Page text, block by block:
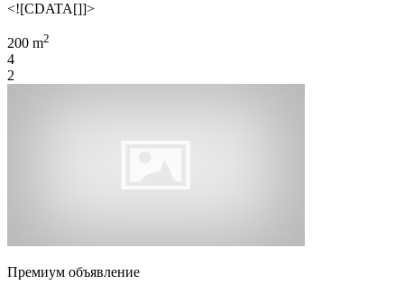
<![CDATA[]]>
200 m2
4
2
Премиум объявление